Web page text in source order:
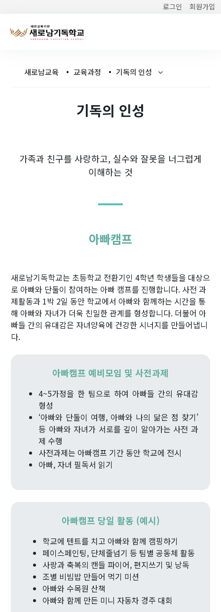
로그인 회원가입
새로남교육 교육과정 기독의 인성
기독의 인성
가족과 친구를 사랑하고, 실수와 잘못을 너그럽게
이해하는 것
아빠캠프
새로남기독학교는 초등학교 전환기인 4학년 학생들을 대상으
로 아빠와 단둘이 참여하는 아빠 캠프를 진행합니다. 사전 과
제활동과 1박 2일 동안 학교에서 아빠와 함께하는 시간을 통
해 아빠와 자녀가 더욱 친밀한 관계를 형성합니다. 더불어 아
빠들 간의 유대감은 자녀양육에 건강한 시너지를 만들어냅니
다.
아빠캠프 예비모임 및 사전과제
4~5가정을 한 팀으로 하여 아빠들 간의 유대감
형성
‘아빠와 단둘이 여행, 아빠와 나의 닮은 점 찾기’
등 아빠와 자녀가 서로를 깊이 알아가는 사전 과
제 수행
사전과제는 아빠캠프 기간 동안 학교에 전시
아빠, 자녀 필독서 읽기
아빠캠프 당일 활동 (예시)
학교에 텐트를 치고 아빠와 함께 캠핑하기
페이스페인팅, 단체줄넘기 등 팀별 공동체 활동
사랑과 축복의 캔들 파이어, 편지쓰기 및 낭독
조별 비빔밥 만들어 먹기 미션
아빠와 수목원 산책
아빠와 함께 만든 미니 자동차 경주 대회